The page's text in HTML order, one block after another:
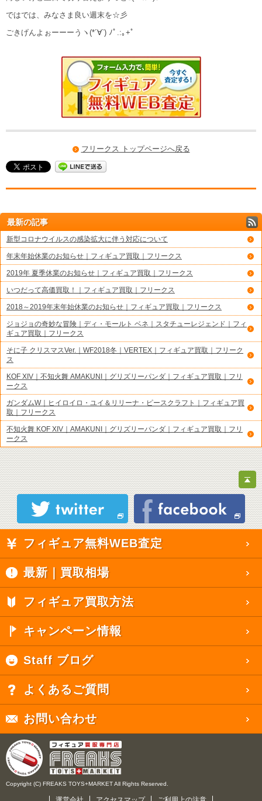
ではでは、みなさま良い週末を☆彡
ごきげんよぉーーーうヽ(*´∀`) ﾉﾟ.:｡+ﾟ
フリークス トップページへ戻る
最新の記事
新型コロナウイルスの感染拡大に伴う対応について
年末年始休業のお知らせ｜フィギュア買取｜フリークス
2019年 夏季休業のお知らせ｜フィギュア買取｜フリークス
いつだって高価買取！｜フィギュア買取｜フリークス
2018～2019年末年始休業のお知らせ｜フィギュア買取｜フリークス
ジョジョの奇妙な冒険｜ディ・モールト ベネ｜スタチューレジェンド｜フィ
ギュア買取｜フリークス
そに子 クリスマスVer.｜WF2018冬｜VERTEX｜フィギュア買取｜フリーク
ス
KOF XIV｜不知火舞 AMAKUNI｜グリズリーパンダ｜フィギュア買取｜フリ
ークス
ガンダムW｜ヒイロイロ・ユイ＆リリーナ・ピースクラフト｜フィギュア買
取｜フリークス
不知火舞 KOF XIV｜AMAKUNI｜グリズリーパンダ｜フィギュア買取｜フリ
ークス
フィギュア無料WEB査定
最新｜買取相場
フィギュア買取方法
キャンペーン情報
Staff ブログ
よくあるご質問
お問い合わせ
Copyright (C) FREAKS TOYS+MARKET All Rights Reserved.